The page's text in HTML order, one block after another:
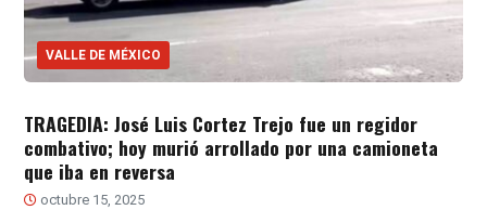
VALLE DE MÉXICO
TRAGEDIA: José Luis Cortez Trejo fue un regidor
combativo; hoy murió arrollado por una camioneta
que iba en reversa
octubre 15, 2025